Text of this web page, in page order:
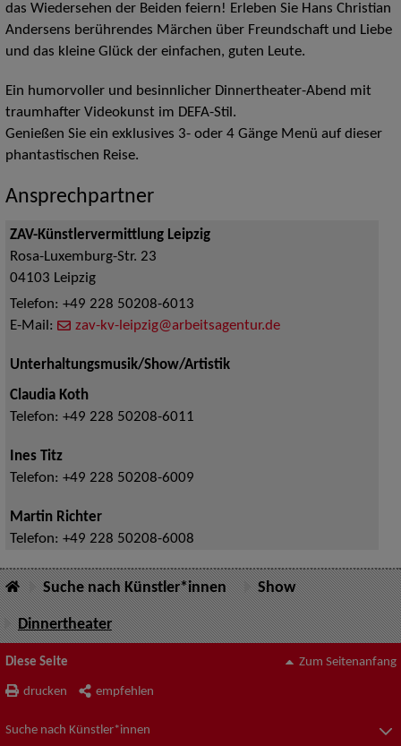
das Wiedersehen der Beiden feiern! Erleben Sie Hans Christian
Andersens berührendes Märchen über Freundschaft und Liebe
und das kleine Glück der einfachen, guten Leute.
Ein humorvoller und besinnlicher Dinnertheater-Abend mit
traumhafter Videokunst im DEFA-Stil.
Genießen Sie ein exklusives 3- oder 4 Gänge Menü auf dieser
phantastischen Reise.
Ansprechpartner
ZAV-Künstlervermittlung Leipzig
Rosa-Luxemburg-Str. 23
04103 Leipzig
Telefon: +49 228 50208-6013
E-Mail:
zav-kv-leipzig@arbeitsagentur.de
Unterhaltungsmusik/Show/Artistik
Claudia Koth
Telefon: +49 228 50208-6011
Ines Titz
Telefon: +49 228 50208-6009
Martin Richter
Telefon: +49 228 50208-6008
Suche nach Künstler*innen Show
Dinnertheater
Diese Seite
drucken empfehlen
Zum Seitenanfang
Suche nach Künstler*innen